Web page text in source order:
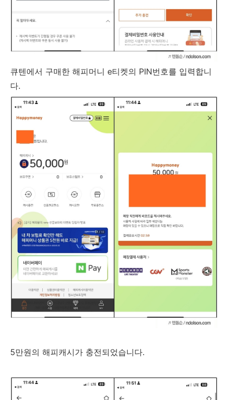
큐텐에서 구매한 해피머니 e티켓의 PIN번호를 입력합니
다.
5만원의 해피캐시가 충전되었습니다.